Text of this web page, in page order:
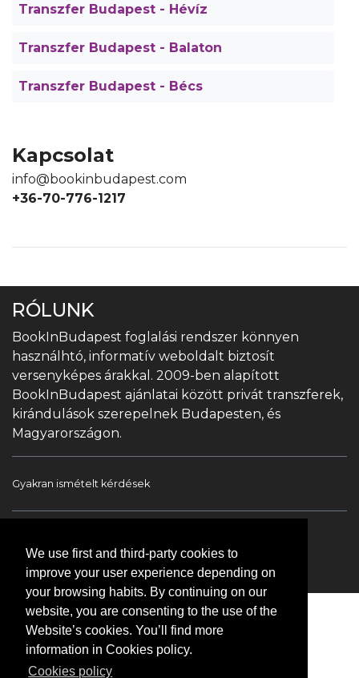
We use first and third-party cookies to
improve your user experience depending on
your browsing habits. By continuing on our
website, you are consenting to the use of the
Website’s cookies. You’ll find more
information in Cookies policy.
Cookies policy
Transzfer Budapest - Hévíz
Transzfer Budapest - Balaton
Transzfer Budapest - Bécs
Kapcsolat
info@bookinbudapest.com
+36-70-776-1217
RÓLUNK
BookInBudapest foglalási rendszer könnyen
használhtó, informatív weboldalt biztosít
versenyképes árakkal. 2009-ben alapított
BookInBudapest ajánlatai között privát transzferek,
kirándulások szerepelnek Budapesten, és
Magyarországon.
Gyakran ismételt kérdések
Túrák & Kirándulások Transzfer Kapcsolat